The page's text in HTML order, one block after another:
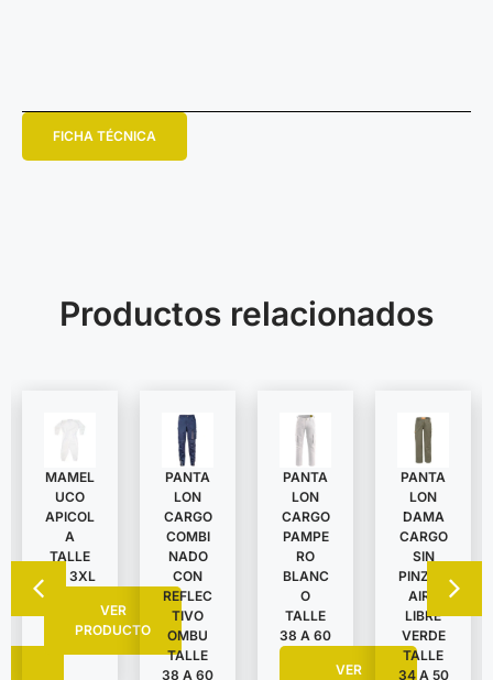
FICHA TÉCNICA
Productos relacionados
MAMEL
UCO
APICOL
A
TALLE
S A 3XL
VER
PRODUCTO
PANTA
LON
CARGO
COMBI
NADO
CON
REFLEC
TIVO
OMBU
TALLE
38 A 60
PANTA
LON
CARGO
PAMPE
RO
BLANC
O
TALLE
38 A 60
VER
PANTA
LON
DAMA
CARGO
SIN
PINZAS
AIRE
LIBRE
VERDE
TALLE
34 A 50